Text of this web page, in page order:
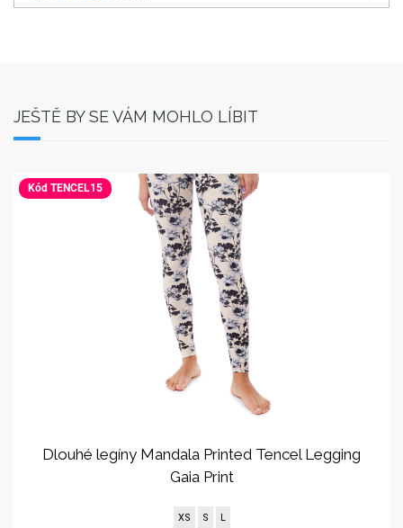
JEŠTĚ BY SE VÁM MOHLO LÍBIT
Kód TENCEL15
Dlouhé legíny Mandala Printed Tencel Legging
Gaia Print
XS S L